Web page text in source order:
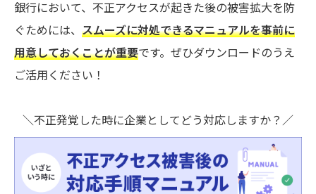
銀行において、不正アクセスが起きた後の被害拡大を防
ぐためには、 スムーズに対処できるマニュアルを事前に
用意しておくことが重要です。ぜひダウンロードのうえ
ご活用ください！
＼不正発覚した時に企業としてどう対応しますか？／